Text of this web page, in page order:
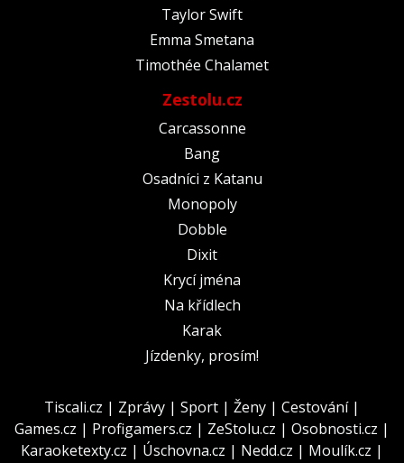
Taylor Swift
Emma Smetana
Timothée Chalamet
Zestolu.cz
Carcassonne
Bang
Osadníci z Katanu
Monopoly
Dobble
Dixit
Krycí jména
Na křídlech
Karak
Jízdenky, prosím!
Tiscali.cz | Zprávy | Sport | Ženy | Cestování|
Games.cz | Profigamers.cz | ZeStolu.cz | Osobnosti.cz |
Karaoketexty.cz | Úschovna.cz | Nedd.cz | Moulík.cz |